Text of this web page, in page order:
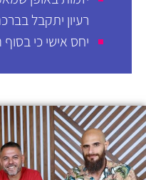
רעיון יתקבל
יחס אישי כי